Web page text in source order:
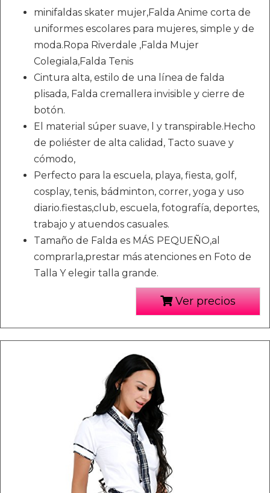
minifaldas skater mujer,Falda Anime corta de
uniformes escolares para mujeres, simple y de
moda.Ropa Riverdale ,Falda Mujer
Colegiala,Falda Tenis
Cintura alta, estilo de una línea de falda
plisada, Falda cremallera invisible y cierre de
botón.
El material súper suave, l y transpirable.Hecho
de poliéster de alta calidad, Tacto suave y
cómodo,
Perfecto para la escuela, playa, fiesta, golf,
cosplay, tenis, bádminton, correr, yoga y uso
diario.fiestas,club, escuela, fotografía, deportes,
trabajo y atuendos casuales.
Tamaño de Falda es MÁS PEQUEÑO,al
comprarla,prestar más atenciones en Foto de
Talla Y elegir talla grande.
Ver precios